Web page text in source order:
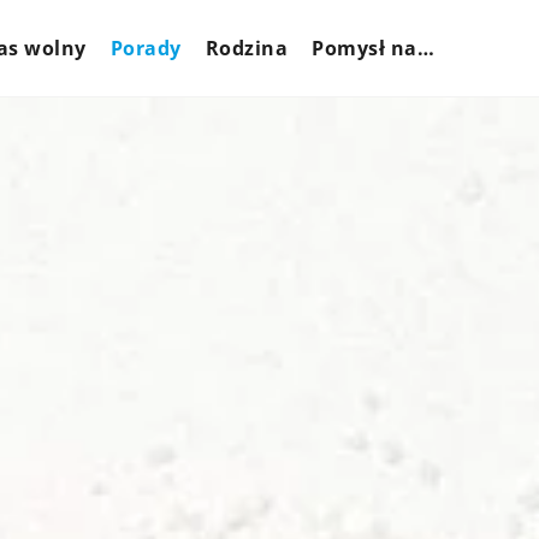
wolny Porady Rodzina Pomysł na…